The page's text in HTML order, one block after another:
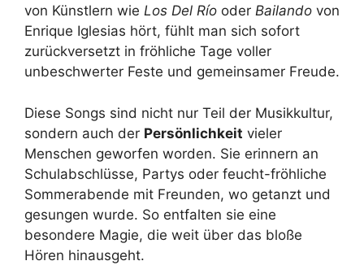
von Künstlern wie Los Del Río oder Bailando von
Enrique Iglesias hört, fühlt man sich sofort
zurückversetzt in fröhliche Tage voller
unbeschwerter Feste und gemeinsamer Freude.
Diese Songs sind nicht nur Teil der Musikkultur,
sondern auch der Persönlichkeit vieler
Menschen geworfen worden. Sie erinnern an
Schulabschlüsse, Partys oder feucht-fröhliche
Sommerabende mit Freunden, wo getanzt und
gesungen wurde. So entfalten sie eine
besondere Magie, die weit über das bloße
Hören hinausgeht.